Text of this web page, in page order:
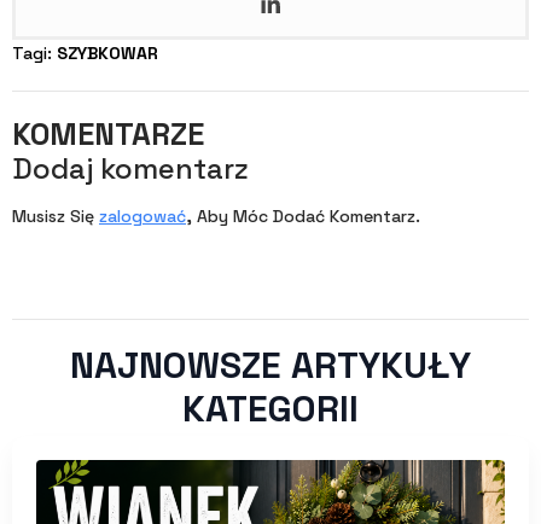
Tagi: SZYBKOWAR
KOMENTARZE
Dodaj komentarz
Musisz Się zalogować, Aby Móc Dodać Komentarz.
NAJNOWSZE ARTYKUŁY
KATEGORII